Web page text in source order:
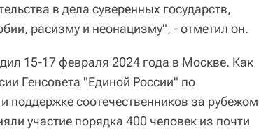
в дела суверенных государств,
расизму и неонацизму", - отметил он.
15-17 февраля 2024 года в Москве. Как
Генсовета "Единой России" по
поддержке соотечественников за рубежом
участие порядка 400 человек из почти